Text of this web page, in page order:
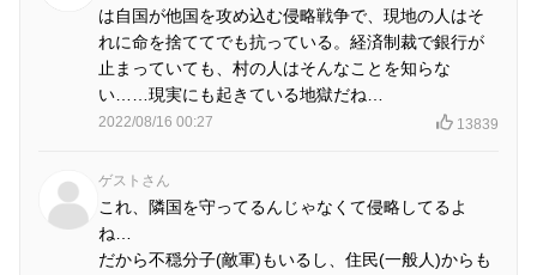
は自国が他国を攻め込む侵略戦争で、現地の人はそ
れに命を捨ててでも抗っている。経済制裁で銀行が
止まっていても、村の人はそんなことを知らな
い……現実にも起きている地獄だね…
2022/08/16 00:27 13839
ゲストさん
これ、隣国を守ってるんじゃなくて侵略してるよ
ね…
だから不穏分子(敵軍)もいるし、住民(一般人)からも